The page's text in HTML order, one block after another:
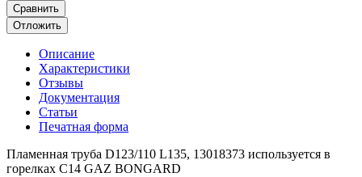
Сравнить
Отложить
Описание
Характеристики
Отзывы
Документация
Статьи
Печатная форма
Пламенная труба D123/110 L135, 13018373 используется в
горелках C14 GAZ BONGARD